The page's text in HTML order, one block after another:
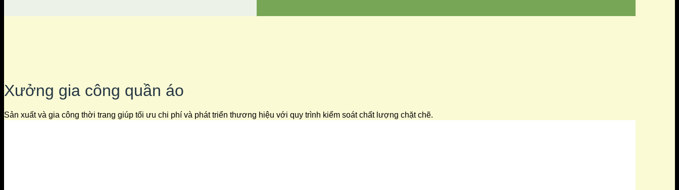
Xưởng gia công quần áo
Sản xuất và gia công thời trang giúp tối ưu chi phí và phát triển thương hiệu với quy trình kiểm soát chất lượng chặt chẽ.